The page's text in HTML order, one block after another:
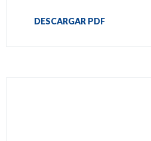
DESCARGAR PDF